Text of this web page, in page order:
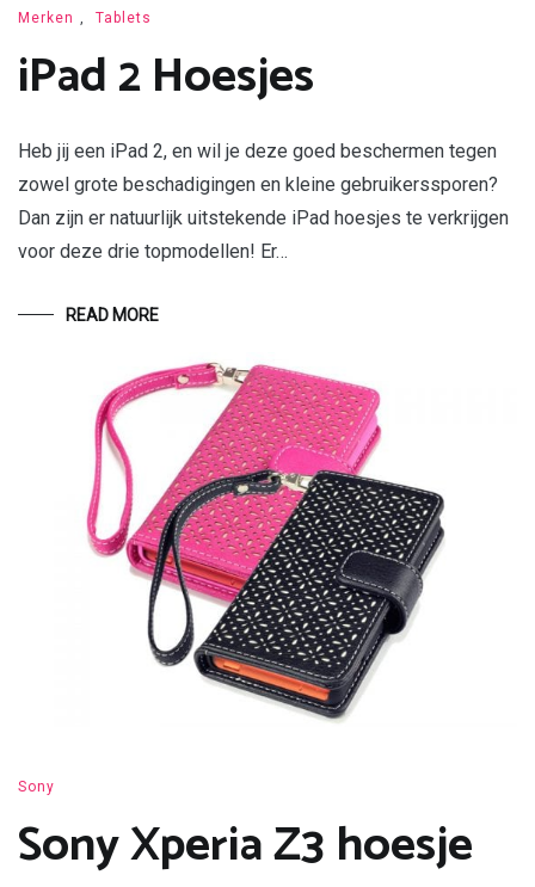
Merken , Tablets
iPad 2 Hoesjes
Heb jij een iPad 2, en wil je deze goed beschermen tegen
zowel grote beschadigingen en kleine gebruikerssporen?
Dan zijn er natuurlijk uitstekende iPad hoesjes te verkrijgen
voor deze drie topmodellen! Er…
READ MORE
Sony
Sony Xperia Z3 hoesje